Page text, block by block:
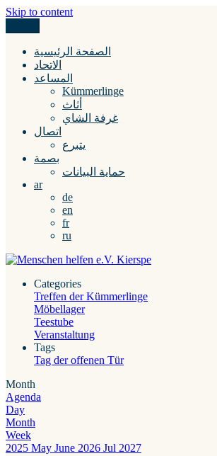
Skip to content
Menschen helfen e.V. Kierspe
الصفحة الرئيسية
الاتحاد
المساعد
Kümmerlinge
أثاث
غرفة الشاي
اتصال
يتبرع
بصمة
حماية البيانات
ar
de
en
fr
ru
Categories
Treffen der Kümmerlinge
Möbellager
Teestube
Veranstaltung
Tags
Tag der offenen Tür
Month
Agenda
Day
Month
Week
2025 May June 2026 Jul 2027